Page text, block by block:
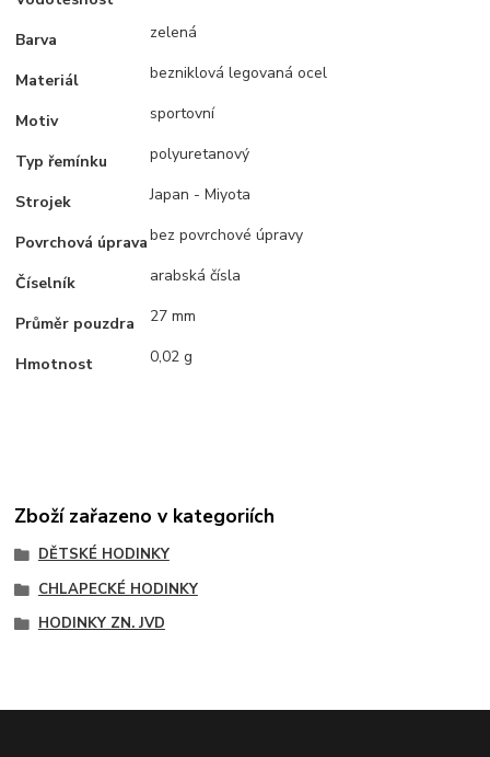
Barva zelená
Materiál bezniklová legovaná ocel
Motiv sportovní
Typ řemínku polyuretanový
Strojek Japan - Miyota
Povrchová úpravabez povrchové úpravy
Číselník arabská čísla
Průměr pouzdra 27 mm
Hmotnost 0,02 g
Zboží zařazeno v kategoriích
DĚTSKÉ HODINKY
CHLAPECKÉ HODINKY
HODINKY ZN. JVD